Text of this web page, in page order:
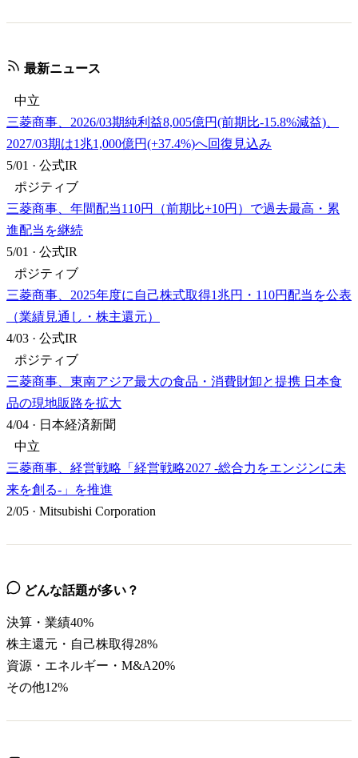
最新ニュース
中立
三菱商事、2026/03期純利益8,005億円(前期比-15.8%減益)、
2027/03期は1兆1,000億円(+37.4%)へ回復見込み
5/01 · 公式IR
ポジティブ
三菱商事、年間配当110円（前期比+10円）で過去最高・累
進配当を継続
5/01 · 公式IR
ポジティブ
三菱商事、2025年度に自己株式取得1兆円・110円配当を公表
（業績見通し・株主還元）
4/03 · 公式IR
ポジティブ
三菱商事、東南アジア最大の食品・消費財卸と提携 日本食
品の現地販路を拡大
4/04 · 日本経済新聞
中立
三菱商事、経営戦略「経営戦略2027 -総合力をエンジンに未
来を創る-」を推進
2/05 · Mitsubishi Corporation
どんな話題が多い？
決算・業績40%
株主還元・自己株取得28%
資源・エネルギー・M&A20%
その他12%